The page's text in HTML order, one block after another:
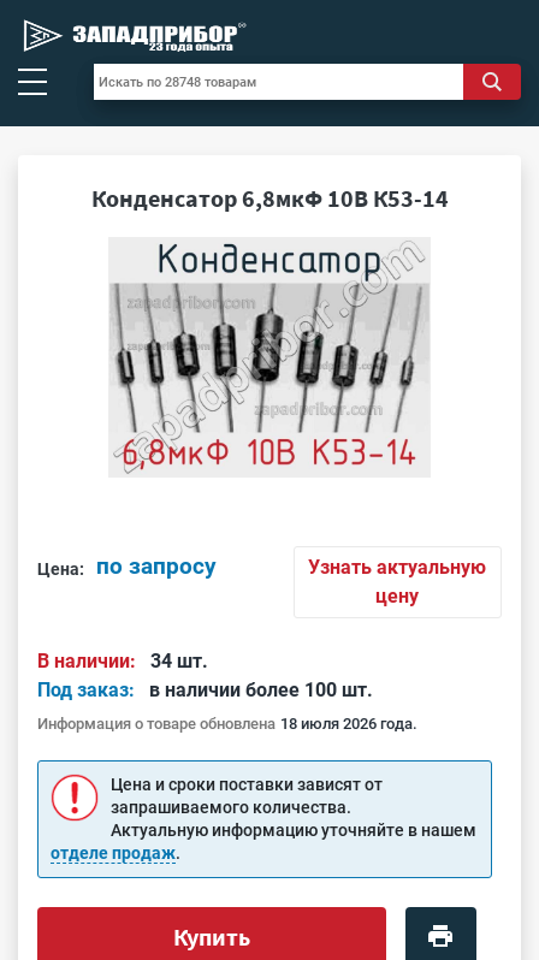
Конденсатор 6,8мкФ 10В К53-14
Цена: по запросу
Узнать актуальную
цену
В наличии:
34 шт.
Под заказ:
в наличии более 100 шт.
Информация о товаре обновлена 18 июля 2026 года.
Цена и сроки поставки зависят от
запрашиваемого количества.
Актуальную информацию уточняйте в нашем
отделе продаж.
Купить